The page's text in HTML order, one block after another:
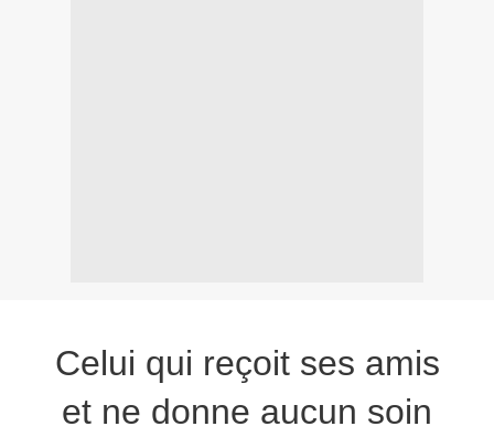
Celui qui reçoit ses amis
et ne donne aucun soin